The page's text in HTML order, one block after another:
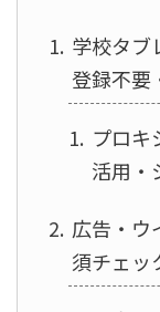
学校タブ
登録不要
プロキ
活用・
広告・ウ
須チェッ